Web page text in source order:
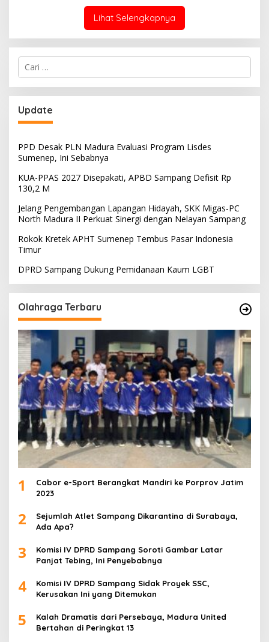
Lihat Selengkapnya
Cari
untuk:
Update
PPD Desak PLN Madura Evaluasi Program Lisdes
Sumenep, Ini Sebabnya
KUA-PPAS 2027 Disepakati, APBD Sampang Defisit Rp
130,2 M
Jelang Pengembangan Lapangan Hidayah, SKK Migas-PC
North Madura II Perkuat Sinergi dengan Nelayan Sampang
Rokok Kretek APHT Sumenep Tembus Pasar Indonesia
Timur
DPRD Sampang Dukung Pemidanaan Kaum LGBT
Olahraga Terbaru
1
Cabor e-Sport Berangkat Mandiri ke Porprov Jatim
2023
2
Sejumlah Atlet Sampang Dikarantina di Surabaya,
Ada Apa?
3
Komisi IV DPRD Sampang Soroti Gambar Latar
Panjat Tebing, Ini Penyebabnya
4
Komisi IV DPRD Sampang Sidak Proyek SSC,
Kerusakan Ini yang Ditemukan
5
Kalah Dramatis dari Persebaya, Madura United
Bertahan di Peringkat 13